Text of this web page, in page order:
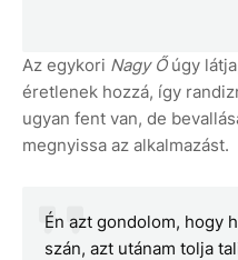
Az egykori Nagy Őúgy
éretlenek hozzá, így
ugyan fent van, de
megnyissa az alkalmazást.
Én azt gondolom, hogy
szán, azt utánam tolja